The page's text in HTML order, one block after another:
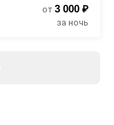
от 3 000 ₽
за ночь